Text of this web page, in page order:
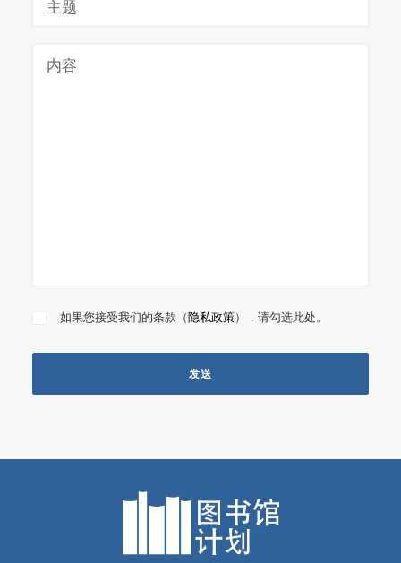
如果您接受我们的条款（隐私政策），请勾选此处。